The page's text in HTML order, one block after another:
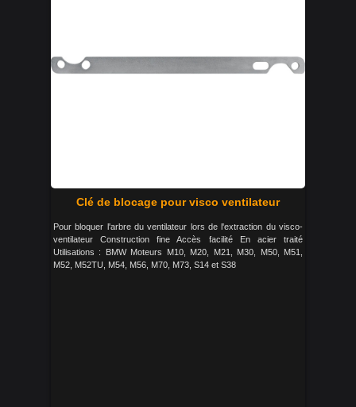
Clé de blocage pour visco ventilateur
Pour bloquer l'arbre du ventilateur lors de l'extraction du visco-
ventilateur Construction fine Accès facilité En acier traité
Utilisations : BMW Moteurs M10, M20, M21, M30, M50, M51,
M52, M52TU, M54, M56, M70, M73, S14 et S38